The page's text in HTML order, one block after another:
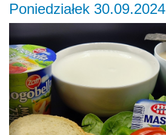
Poniedziałek 30.09.2024
Previous